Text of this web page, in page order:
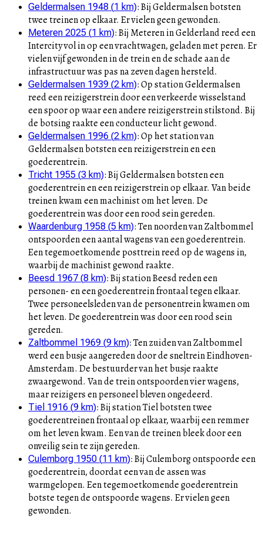
Geldermalsen 1948 (1 km):Bij Geldermalsen botsten
twee treinen op elkaar. Er vielen geen gewonden.
Meteren 2025 (1 km):Bij Meteren in Gelderland reed een
Intercity vol in op een vrachtwagen, geladen met peren. Er
vielen vijf gewonden in de trein en de schade aan de
infrastructuur was pas na zeven dagen hersteld.
Geldermalsen 1939 (2 km):Op station Geldermalsen
reed een reizigerstrein door een verkeerde wisselstand
een spoor op waar een andere reizigerstrein stilstond. Bij
de botsing raakte een conducteur licht gewond.
Geldermalsen 1996 (2 km):Op het station van
Geldermalsen botsten een reizigerstrein en een
goederentrein.
Tricht 1955 (3 km):Bij Geldermalsen botsten een
goederentrein en een reizigerstrein op elkaar. Van beide
treinen kwam een machinist om het leven. De
goederentrein was door een rood sein gereden.
Waardenburg 1958 (5 km):Ten noorden van Zaltbommel
ontspoorden een aantal wagens van een goederentrein.
Een tegemoetkomende posttrein reed op de wagens in,
waarbij de machinist gewond raakte.
Beesd 1967 (8 km):Bij station Beesd reden een
personen- en een goederentrein frontaal tegen elkaar.
Twee personeelsleden van de personentrein kwamen om
het leven. De goederentrein was door een rood sein
gereden.
Zaltbommel 1969 (9 km):Ten zuiden van Zaltbommel
werd een busje aangereden door de sneltrein Eindhoven-
Amsterdam. De bestuurder van het busje raakte
zwaargewond. Van de trein ontspoorden vier wagens,
maar reizigers en personeel bleven ongedeerd.
Tiel 1916 (9 km):Bij station Tiel botsten twee
goederentreinen frontaal op elkaar, waarbij een remmer
om het leven kwam. Een van de treinen bleek door een
onveilig sein te zijn gereden.
Culemborg 1950 (11 km):Bij Culemborg ontspoorde een
goederentrein, doordat een van de assen was
warmgelopen. Een tegemoetkomende goederentrein
botste tegen de ontspoorde wagens. Er vielen geen
gewonden.